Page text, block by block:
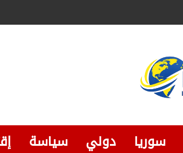
سوريا دولي سياسة